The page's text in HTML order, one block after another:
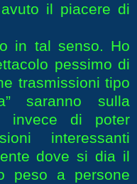
il piacere di
in tal senso. Ho
pessimo di
trasmissioni tipo
saranno sulla
invece di poter
interessanti
dove si dia il
peso a persone